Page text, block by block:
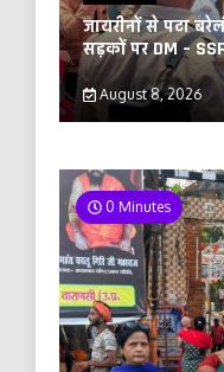
जायरीनों से पटा
सड़कों पर DM –
August 8, 2026
0 Minutes